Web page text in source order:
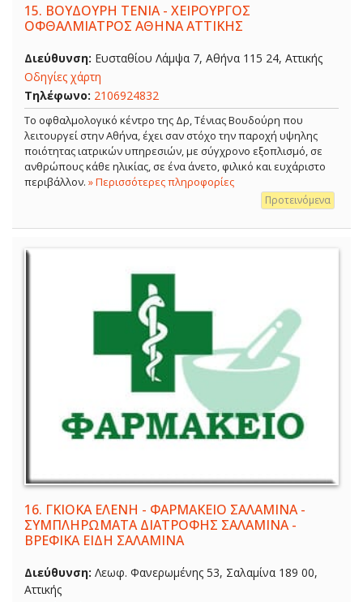
15. ΒΟΥΔΟΥΡΗ ΤΕΝΙΑ - ΧΕΙΡΟΥΡΓΟΣ
ΟΦΘΑΛΜΙΑΤΡΟΣ ΑΘΗΝΑ ΑΤΤΙΚΗΣ
Διεύθυνση: Ευσταθίου Λάμψα 7, Αθήνα 115 24, Αττικής
Οδηγίες χάρτη
Τηλέφωνο: 2106924832
Το οφθαλμολογικό κέντρο της Δρ, Τένιας Βουδούρη που
λειτουργεί στην Αθήνα, έχει σαν στόχο την παροχή υψηλης
ποιότητας ιατρικών υπηρεσιών, με σύγχρονο εξοπλισμό, σε
ανθρώπους κάθε ηλικίας, σε ένα άνετο, φιλικό και ευχάριστο
περιβάλλον. » Περισσότερες πληροφορίες
Προτεινόμενα
16. ΓΚΙΟΚΑ ΕΛΕΝΗ - ΦΑΡΜΑΚΕΙΟ ΣΑΛΑΜΙΝΑ -
ΣΥΜΠΛΗΡΩΜΑΤΑ ΔΙΑΤΡΟΦΗΣ ΣΑΛΑΜΙΝΑ -
ΒΡΕΦΙΚΑ ΕΙΔΗ ΣΑΛΑΜΙΝΑ
Διεύθυνση: Λεωφ. Φανερωμένης 53, Σαλαμίνα 189 00,
Αττικής